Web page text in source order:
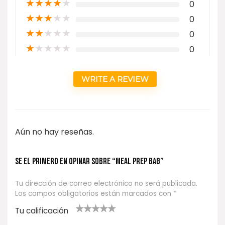
★★★★★ 0
★★★★★ 0
★★★★★ 0
★★★★★ 0
WRITE A REVIEW
Aún no hay reseñas.
Se el primero en opinar sobre “MEAL PREP BAG”
Tu dirección de correo electrónico no será publicada.
Los campos obligatorios están marcados con *
Tu calificación